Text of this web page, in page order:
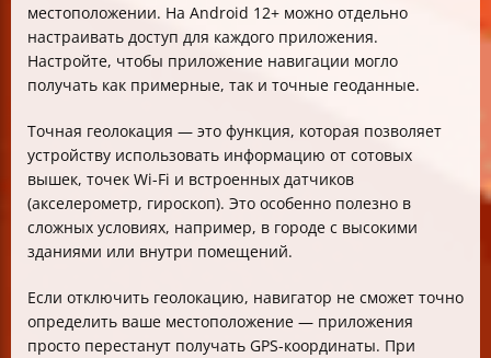
местоположении. На Android 12+ можно отдельно
настраивать доступ для каждого приложения.
Настройте, чтобы приложение навигации могло
получать как примерные, так и точные геоданные.
Точная геолокация — это функция, которая позволяет
устройству использовать информацию от сотовых
вышек, точек Wi-Fi и встроенных датчиков
(акселерометр, гироскоп). Это особенно полезно в
сложных условиях, например, в городе с высокими
зданиями или внутри помещений.
Если отключить геолокацию, навигатор не сможет точно
определить ваше местоположение — приложения
просто перестанут получать GPS-координаты. При